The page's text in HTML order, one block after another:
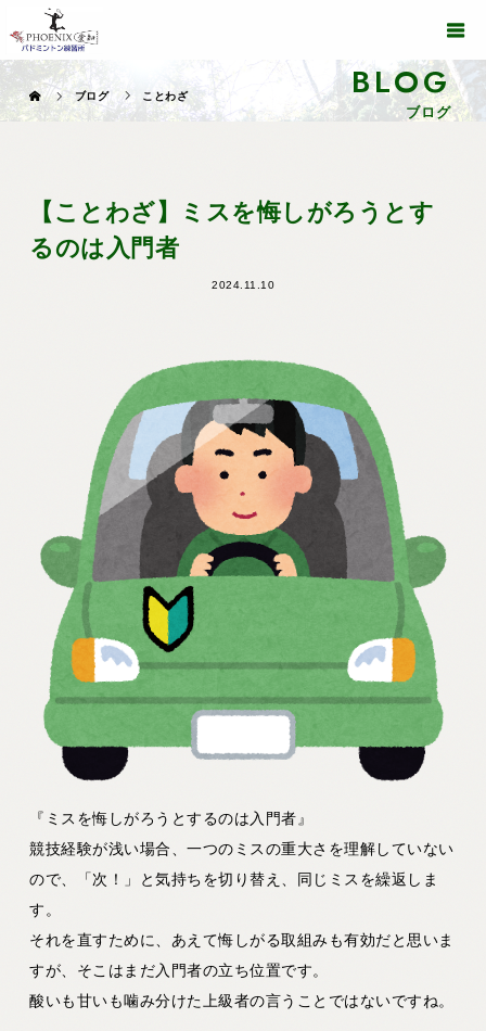
BLOG
ブログ
ブログ ことわざ
【ことわざ】ミスを悔しがろうとす
るのは入門者
2024.11.10
『ミスを悔しがろうとするのは入門者』
競技経験が浅い場合、一つのミスの重大さを理解していない
ので、「次！」と気持ちを切り替え、同じミスを繰返しま
す。
それを直すために、あえて悔しがる取組みも有効だと思いま
すが、そこはまだ入門者の立ち位置です。
酸いも甘いも噛み分けた上級者の言うことではないですね。